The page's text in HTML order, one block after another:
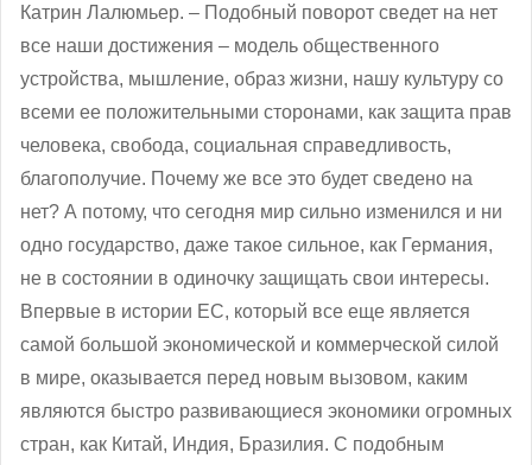
Катрин Лалюмьер. – Подобный поворот сведет на нет
все наши достижения – модель общественного
устройства, мышление, образ жизни, нашу культуру со
всеми ее положительными сторонами, как защита прав
человека, свобода, социальная справедливость,
благополучие. Почему же все это будет сведено на
нет? А потому, что сегодня мир сильно изменился и ни
одно государство, даже такое сильное, как Германия,
не в состоянии в одиночку защищать свои интересы.
Впервые в истории ЕС, который все еще является
самой большой экономической и коммерческой силой
в мире, оказывается перед новым вызовом, каким
являются быстро развивающиеся экономики огромных
стран, как Китай, Индия, Бразилия. С подобным